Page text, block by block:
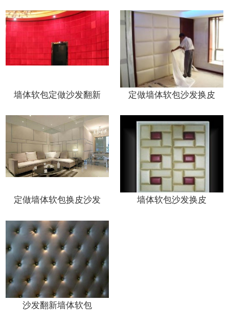
墙体软包定做沙发翻新 定做墙体软包沙发换皮
定做墙体软包换皮沙发 墙体软包沙发换皮
沙发翻新墙体软包